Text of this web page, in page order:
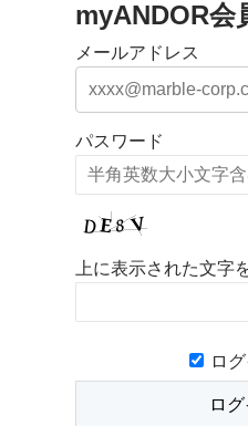
myANDOR会
メールアドレス
パスワード
上に表示された文字
ロ